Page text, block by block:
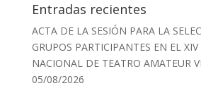
Entradas recientes
ACTA DE LA SESIÓN PARA LA
GRUPOS PARTICIPANTES EN EL
NACIONAL DE TEATRO AMATEUR
05/08/2026